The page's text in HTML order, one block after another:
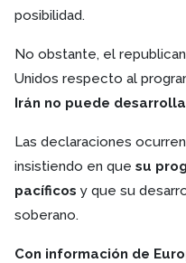
posibilidad.
No obstante, el
Unidos respecto al
Irán no puede
Las declaraciones
insistiendo en que su
pacíficos y que su
soberano.
Con información de